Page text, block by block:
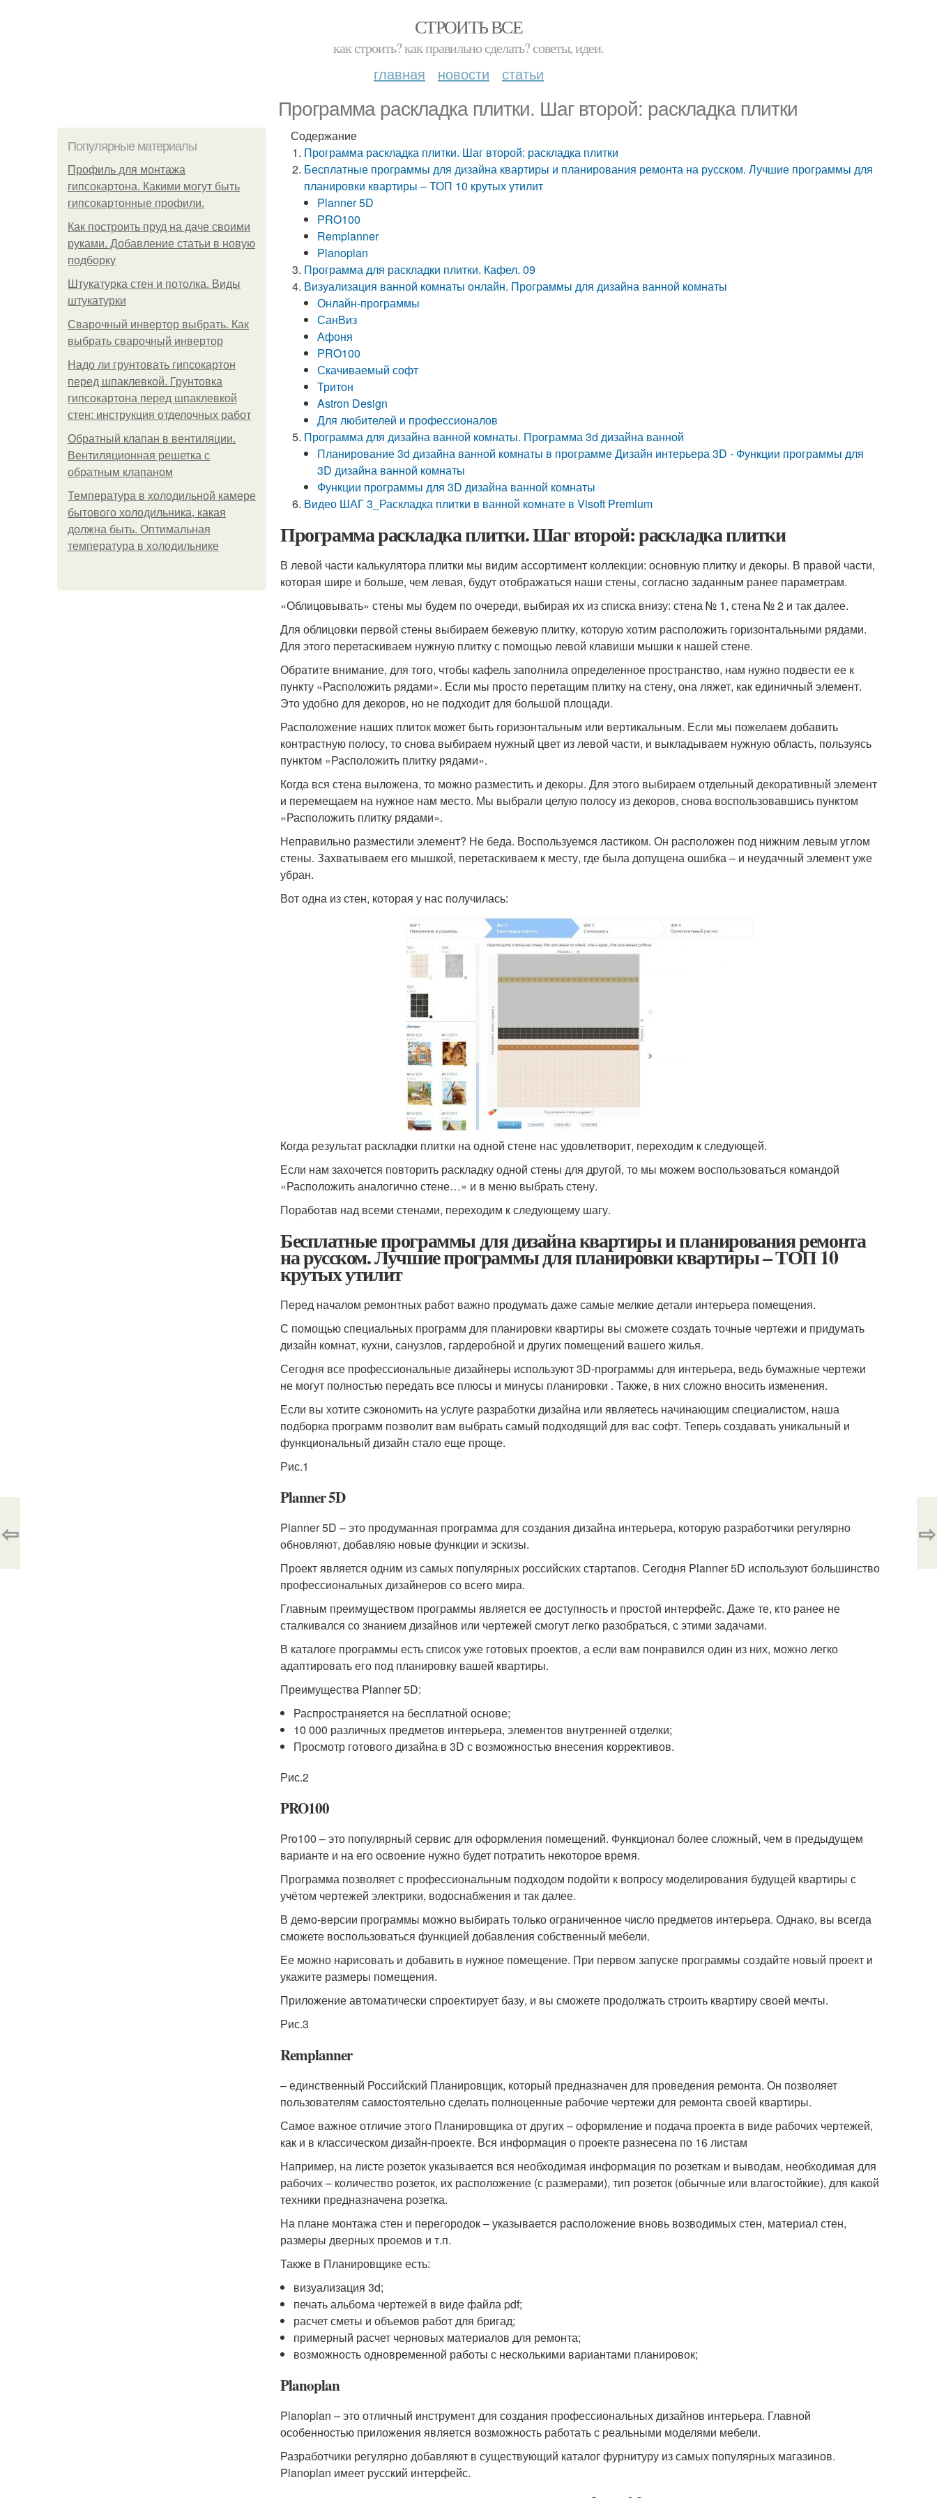
СТРОИТЬ ВСЕ
как строить? как правильно сделать? советы, идеи.
главная новости статьи
Программа раскладка плитки. Шаг второй: раскладка плитки
Популярные материалы
Профиль для монтажа
гипсокартона. Какими могут быть
гипсокартонные профили.
Как построить пруд на даче своими
руками. Добавление статьи в новую
подборку
Штукатурка стен и потолка. Виды
штукатурки
Сварочный инвертор выбрать. Как
выбрать сварочный инвертор
Надо ли грунтовать гипсокартон
перед шпаклевкой. Грунтовка
гипсокартона перед шпаклевкой
стен: инструкция отделочных работ
Обратный клапан в вентиляции.
Вентиляционная решетка с
обратным клапаном
Температура в холодильной камере
бытового холодильника, какая
должна быть. Оптимальная
температура в холодильнике
Содержание
Программа раскладка плитки. Шаг второй: раскладка плитки
Бесплатные программы для дизайна квартиры и планирования ремонта на русском. Лучшие программы для
планировки квартиры – ТОП 10 крутых утилит
Planner 5D
PRO100
Remplanner
Planoplan
Программа для раскладки плитки. Кафел. 09
Визуализация ванной комнаты онлайн. Программы для дизайна ванной комнаты
Онлайн-программы
СанВиз
Афоня
PRO100
Скачиваемый софт
Тритон
Astron Design
Для любителей и профессионалов
Программа для дизайна ванной комнаты. Программа 3d дизайна ванной
Планирование 3d дизайна ванной комнаты в программе Дизайн интерьера 3D - Функции программы для
3D дизайна ванной комнаты
Функции программы для 3D дизайна ванной комнаты
Видео ШАГ 3_Раскладка плитки в ванной комнате в Visoft Premium
Программа раскладка плитки. Шаг второй: раскладка плитки
В левой части калькулятора плитки мы видим ассортимент коллекции: основную плитку и декоры. В правой части,
которая шире и больше, чем левая, будут отображаться наши стены, согласно заданным ранее параметрам.
«Облицовывать» стены мы будем по очереди, выбирая их из списка внизу: стена № 1, стена № 2 и так далее.
Для облицовки первой стены выбираем бежевую плитку, которую хотим расположить горизонтальными рядами.
Для этого перетаскиваем нужную плитку с помощью левой клавиши мышки к нашей стене.
Обратите внимание, для того, чтобы кафель заполнила определенное пространство, нам нужно подвести ее к
пункту «Расположить рядами». Если мы просто перетащим плитку на стену, она ляжет, как единичный элемент.
Это удобно для декоров, но не подходит для большой площади.
Расположение наших плиток может быть горизонтальным или вертикальным. Если мы пожелаем добавить
контрастную полосу, то снова выбираем нужный цвет из левой части, и выкладываем нужную область, пользуясь
пунктом «Расположить плитку рядами».
Когда вся стена выложена, то можно разместить и декоры. Для этого выбираем отдельный декоративный элемент
и перемещаем на нужное нам место. Мы выбрали целую полосу из декоров, снова воспользовавшись пунктом
«Расположить плитку рядами».
Неправильно разместили элемент? Не беда. Воспользуемся ластиком. Он расположен под нижним левым углом
стены. Захватываем его мышкой, перетаскиваем к месту, где была допущена ошибка – и неудачный элемент уже
убран.
Вот одна из стен, которая у нас получилась:
Когда результат раскладки плитки на одной стене нас удовлетворит, переходим к следующей.
Если нам захочется повторить раскладку одной стены для другой, то мы можем воспользоваться командой
«Расположить аналогично стене…» и в меню выбрать стену.
Поработав над всеми стенами, переходим к следующему шагу.
Бесплатные программы для дизайна квартиры и планирования ремонта
на русском. Лучшие программы для планировки квартиры – ТОП 10
крутых утилит
Перед началом ремонтных работ важно продумать даже самые мелкие детали интерьера помещения.
С помощью специальных программ для планировки квартиры вы сможете создать точные чертежи и придумать
дизайн комнат, кухни, санузлов, гардеробной и других помещений вашего жилья.
Сегодня все профессиональные дизайнеры используют 3D-программы для интерьера, ведь бумажные чертежи
не могут полностью передать все плюсы и минусы планировки . Также, в них сложно вносить изменения.
Если вы хотите сэкономить на услуге разработки дизайна или являетесь начинающим специалистом, наша
подборка программ позволит вам выбрать самый подходящий для вас софт. Теперь создавать уникальный и
функциональный дизайн стало еще проще.
Рис.1
Planner 5D
Planner 5D – это продуманная программа для создания дизайна интерьера, которую разработчики регулярно
обновляют, добавляю новые функции и эскизы.
Проект является одним из самых популярных российских стартапов. Сегодня Planner 5D используют большинство
профессиональных дизайнеров со всего мира.
Главным преимуществом программы является ее доступность и простой интерфейс. Даже те, кто ранее не
сталкивался со знанием дизайнов или чертежей смогут легко разобраться, с этими задачами.
В каталоге программы есть список уже готовых проектов, а если вам понравился один из них, можно легко
адаптировать его под планировку вашей квартиры.
Преимущества Planner 5D:
Распространяется на бесплатной основе;
10 000 различных предметов интерьера, элементов внутренней отделки;
Просмотр готового дизайна в 3D с возможностью внесения коррективов.
Рис.2
PRO100
Pro100 – это популярный сервис для оформления помещений. Функционал более сложный, чем в предыдущем
варианте и на его освоение нужно будет потратить некоторое время.
Программа позволяет с профессиональным подходом подойти к вопросу моделирования будущей квартиры с
учётом чертежей электрики, водоснабжения и так далее.
В демо-версии программы можно выбирать только ограниченное число предметов интерьера. Однако, вы всегда
сможете воспользоваться функцией добавления собственный мебели.
Ее можно нарисовать и добавить в нужное помещение. При первом запуске программы создайте новый проект и
укажите размеры помещения.
Приложение автоматически спроектирует базу, и вы сможете продолжать строить квартиру своей мечты.
Рис.3
Remplanner
– единственный Российский Планировщик, который предназначен для проведения ремонта. Он позволяет
пользователям самостоятельно сделать полноценные рабочие чертежи для ремонта своей квартиры.
Самое важное отличие этого Планировщика от других – оформление и подача проекта в виде рабочих чертежей,
как и в классическом дизайн-проекте. Вся информация о проекте разнесена по 16 листам
Например, на листе розеток указывается вся необходимая информация по розеткам и выводам, необходимая для
рабочих – количество розеток, их расположение (с размерами), тип розеток (обычные или влагостойкие), для какой
техники предназначена розетка.
На плане монтажа стен и перегородок – указывается расположение вновь возводимых стен, материал стен,
размеры дверных проемов и т.п.
Также в Планировщике есть:
визуализация 3d;
печать альбома чертежей в виде файла pdf;
расчет сметы и объемов работ для бригад;
примерный расчет черновых материалов для ремонта;
возможность одновременной работы с несколькими вариантами планировок;
Planoplan
Planoplan – это отличный инструмент для создания профессиональных дизайнов интерьера. Главной
особенностью приложения является возможность работать с реальными моделями мебели.
Разработчики регулярно добавляют в существующий каталог фурнитуру из самых популярных магазинов.
Planoplan имеет русский интерфейс.
⇦ ⇨